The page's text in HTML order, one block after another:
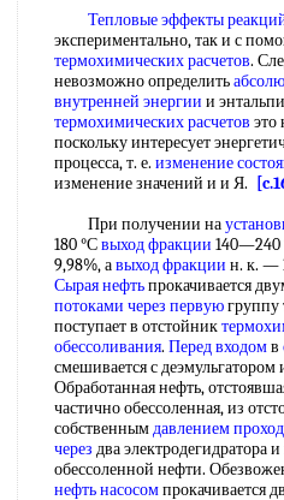
Тепловые эффекты
экспериментально, так и с
термохимических расчетов.
невозможно определить
внутренней энергии и
термохимических расчетов это
поскольку интересует
процесса, т. е. изменение
изменение значений и и Я.
При получении на
180 °Свыход фракции 140—240
9,98%, авыход фракции н. к. —
Сырая нефтьпрокачивается
потоками через первуюгруппу
поступает в отстойник
обессоливания. Перед входомв
смешивается с деэмульгатором
Обработанная нефть,
частично обессоленная, из
собственнымдавлением
через два электродегидратора
обессоленной нефти.
нефть насосомпрокачивается